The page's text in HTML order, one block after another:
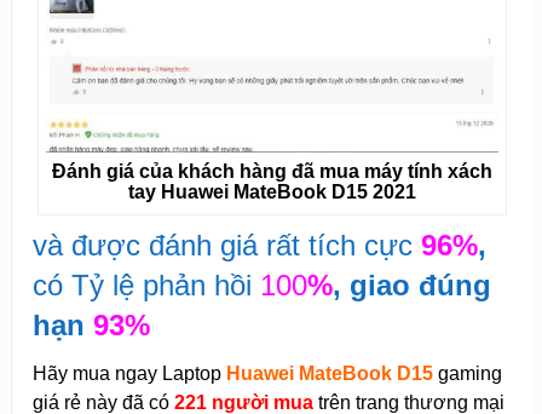
Đánh giá của khách hàng đã mua máy tính xách
tay Huawei MateBook D15 2021
và được đánh giá rất tích cực 96%,
có Tỷ lệ phản hồi 100%, giao đúng
hạn 93%
Hãy mua ngay Laptop Huawei MateBook D15gaming
giá rẻ này đã có 221 người muatrên trang thương mại